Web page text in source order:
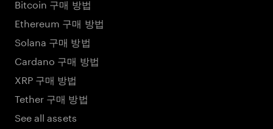
Bitcoin 구매 방법
Ethereum 구매 방법
Solana 구매 방법
Cardano 구매 방법
XRP 구매 방법
Tether 구매 방법
See all assets